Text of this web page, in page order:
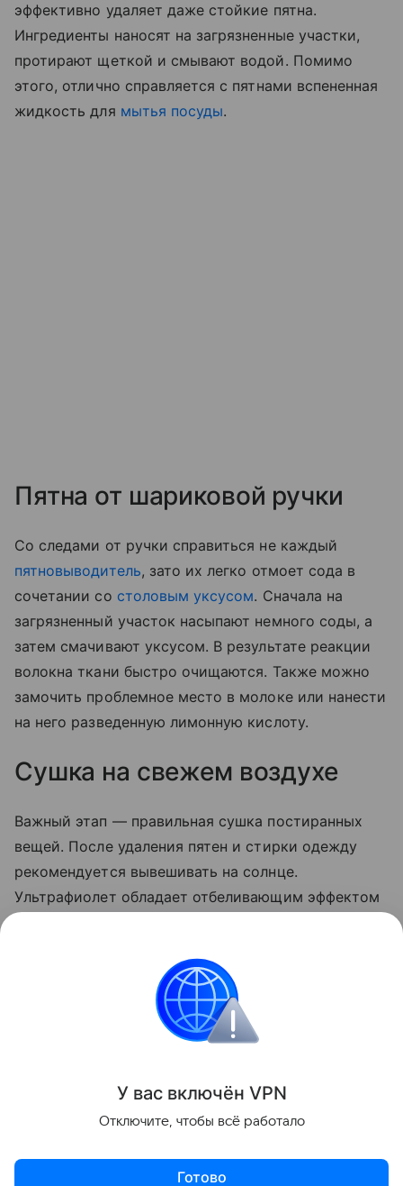
эффективно удаляет даже стойкие пятна.
Ингредиенты наносят на загрязненные участки,
протирают щеткой и смывают водой. Помимо
этого, отлично справляется с пятнами вспененная
жидкость для мытья посуды.
Пятна от шариковой ручки
Со следами от ручки справиться не каждый
пятновыводитель, зато их легко отмоет сода в
сочетании со столовым уксусом. Сначала на
загрязненный участок насыпают немного соды, а
затем смачивают уксусом. В результате реакции
волокна ткани быстро очищаются. Также можно
замочить проблемное место в молоке или нанести
на него разведенную лимонную кислоту.
Сушка на свежем воздухе
Важный этап — правильная сушка постиранных
вещей. После удаления пятен и стирки одежду
рекомендуется вывешивать на солнце.
Ультрафиолет обладает отбеливающим эффектом
того, сушка на свежем воздухе предотвращает
появление неприятного затхлого запаха.
У вас включён VPN
Отключите, чтобы всё работало
Готово